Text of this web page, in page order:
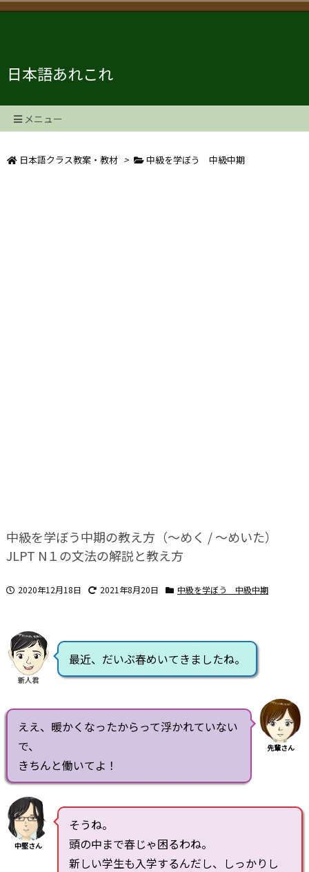
日本語あれこれ
メニュー
日本語クラス教案・教材 > 中級を学ぼう 中級中期
中級を学ぼう中期の教え方（～めく / ～めいた）
JLPT N１の文法の解説と教え方
2020年12月18日 2021年8月20日 中級を学ぼう 中級中期
新人君
最近、だいぶ春めいてきましたね。
ええ、暖かくなったからって浮かれていない
で、
きちんと働いてよ！
先輩さん
中堅さん
そうね。
頭の中まで春じゃ困るわね。
新しい学生も入学するんだし、しっかりし